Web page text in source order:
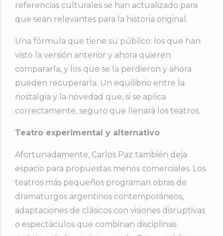
referencias culturales se han actualizado para
que sean relevantes para la historia original.
Una fórmula que tiene su público: los que han
visto la versión anterior y ahora quieren
compararla, y los que se la perdieron y ahora
pueden recuperarla. Un equilibrio entre la
nostalgia y la novedad que, si se aplica
correctamente, seguro que llenará los teatros.
Teatro experimental y alternativo
Afortunadamente, Carlos Paz también deja
espacio para propuestas menos comerciales. Los
teatros más pequeños programan obras de
dramaturgos argentinos contemporáneos,
adaptaciones de clásicos con visiones disruptivas
o espectáculos que combinan disciplinas